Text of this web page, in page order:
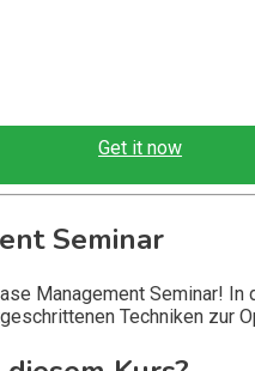
Get it now
Seminar
Management Seminar!
Techniken zur